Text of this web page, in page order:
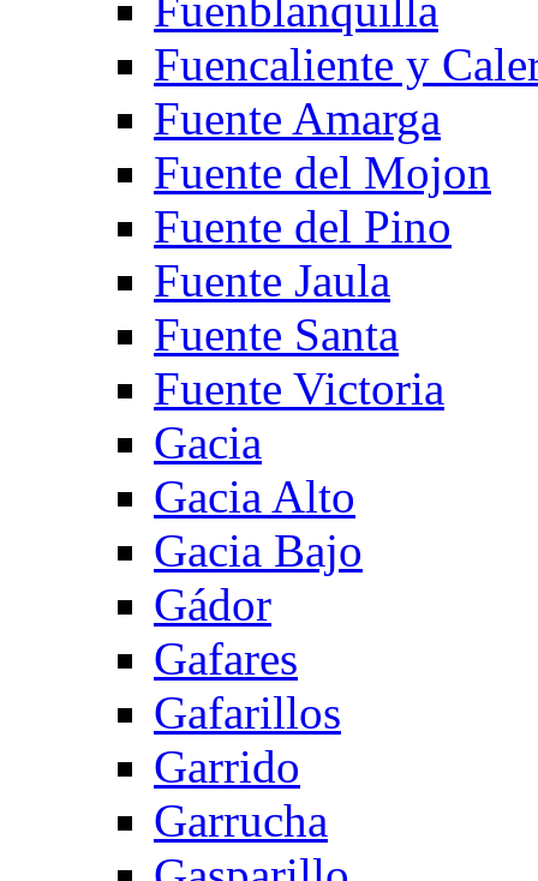
Fuencaliente y
Fuente Amarga
Fuente del Mojon
Fuente del Pino
Fuente Jaula
Fuente Santa
Fuente Victoria
Gacia
Gacia Alto
Gacia Bajo
Gádor
Gafares
Gafarillos
Garrido
Garrucha